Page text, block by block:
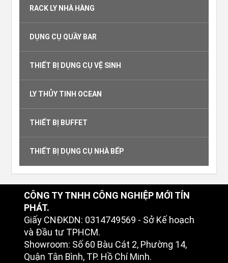
RACK LY NHÀ HÀNG
DỤNG CỤ QUẦY BAR
THIẾT BỊ DỤNG CỤ VỆ SINH
LY THỦY TINH OCEAN
THIẾT BỊ BUFFET
THIẾT BỊ DỤNG CỤ NHÀ BẾP
CÔNG TY TNHH CÔNG NGHIỆP MỚI TÍN
PHÁT.
Giấy CNĐKDN: 0314749569 - Sở Kế hoạch
và Đầu tư TPHCM.
Showroom: Số 60 Bàu Cát 2, Phường 14,
Quận Tân Bình, TP. Hồ Chí Minh.